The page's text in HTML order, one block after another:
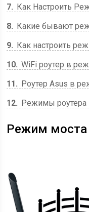
7
Как Настроить
8
Какие бывают
9
Как настроить
10 WiFi роутер в
11
Роутер Asus в
12
Режимы роутера
Режим моста